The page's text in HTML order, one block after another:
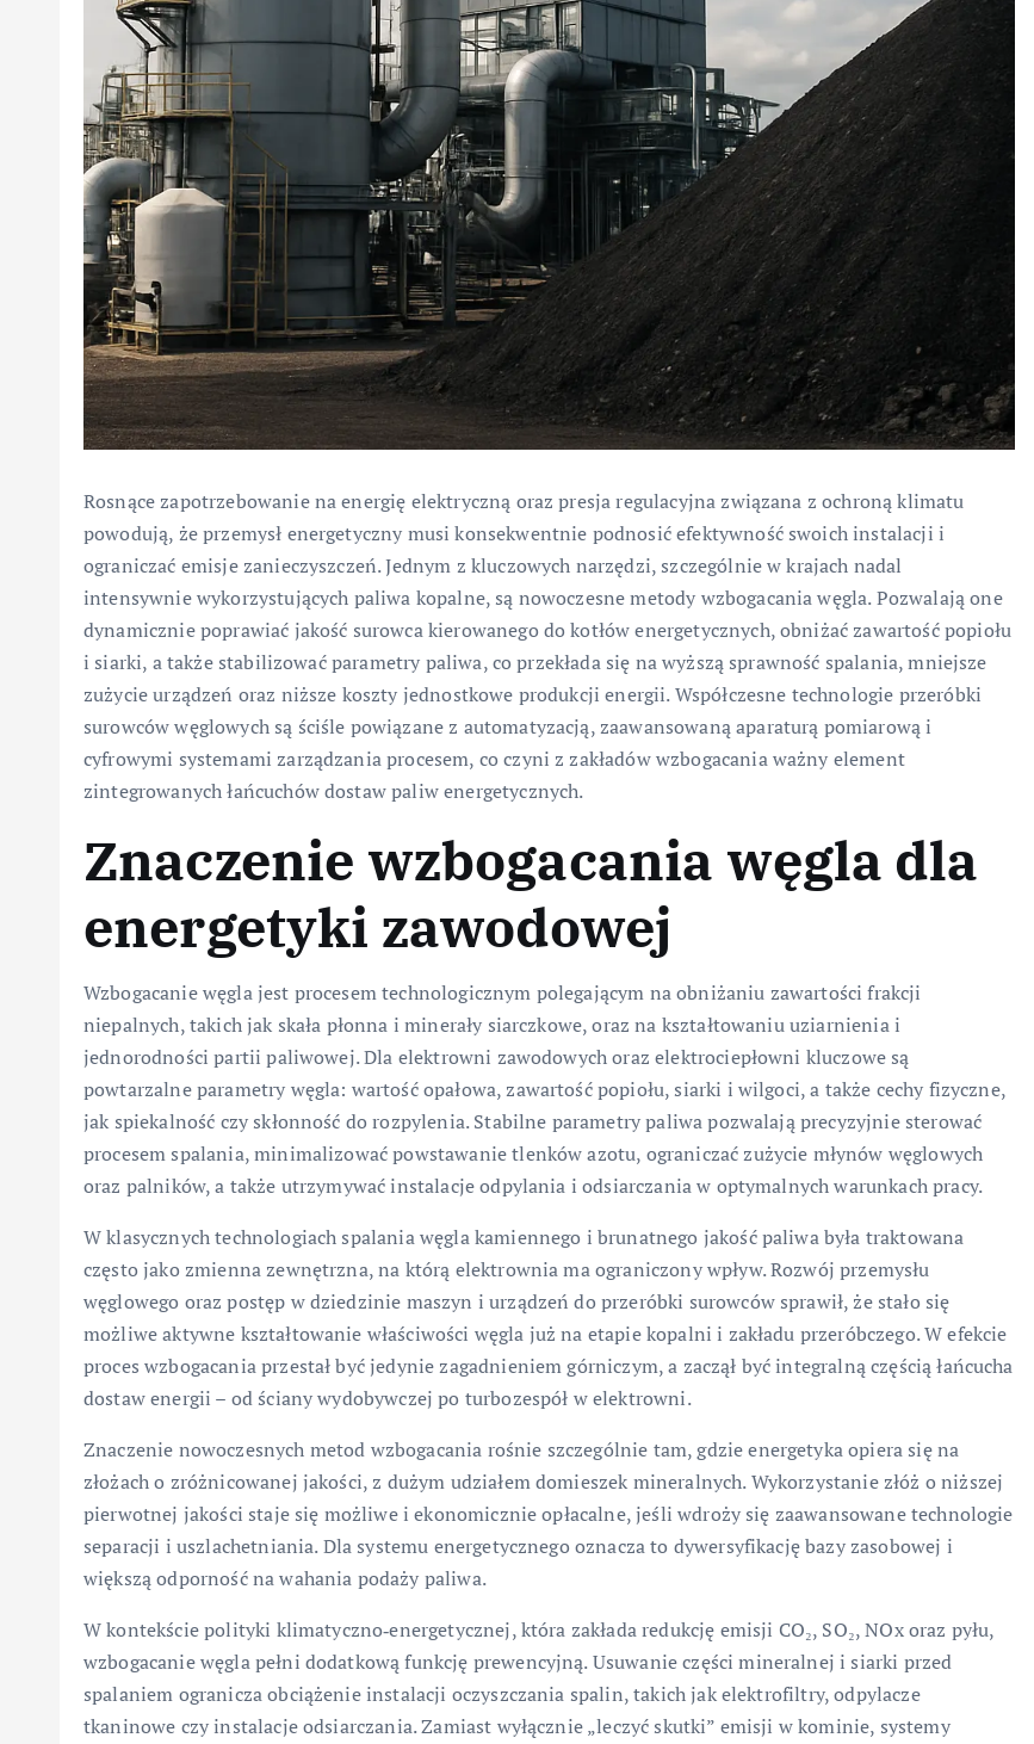
Rosnące zapotrzebowanie na energię elektryczną oraz presja regulacyjna związana z ochroną klimatu
powodują, że przemysł energetyczny musi konsekwentnie podnosić efektywność swoich instalacji i
ograniczać emisje zanieczyszczeń. Jednym z kluczowych narzędzi, szczególnie w krajach nadal
intensywnie wykorzystujących paliwa kopalne, są nowoczesne metody wzbogacania węgla. Pozwalają one
dynamicznie poprawiać jakość surowca kierowanego do kotłów energetycznych, obniżać zawartość popiołu
i siarki, a także stabilizować parametry paliwa, co przekłada się na wyższą sprawność spalania, mniejsze
zużycie urządzeń oraz niższe koszty jednostkowe produkcji energii. Współczesne technologie przeróbki
surowców węglowych są ściśle powiązane z automatyzacją, zaawansowaną aparaturą pomiarową i
cyfrowymi systemami zarządzania procesem, co czyni z zakładów wzbogacania ważny element
zintegrowanych łańcuchów dostaw paliw energetycznych.
Znaczenie wzbogacania węgla dla
energetyki zawodowej
Wzbogacanie węgla jest procesem technologicznym polegającym na obniżaniu zawartości frakcji
niepalnych, takich jak skała płonna i minerały siarczkowe, oraz na kształtowaniu uziarnienia i
jednorodności partii paliwowej. Dla elektrowni zawodowych oraz elektrociepłowni kluczowe są
powtarzalne parametry węgla: wartość opałowa, zawartość popiołu, siarki i wilgoci, a także cechy fizyczne,
jak spiekalność czy skłonność do rozpylenia. Stabilne parametry paliwa pozwalają precyzyjnie sterować
procesem spalania, minimalizować powstawanie tlenków azotu, ograniczać zużycie młynów węglowych
oraz palników, a także utrzymywać instalacje odpylania i odsiarczania w optymalnych warunkach pracy.
W klasycznych technologiach spalania węgla kamiennego i brunatnego jakość paliwa była traktowana
często jako zmienna zewnętrzna, na którą elektrownia ma ograniczony wpływ. Rozwój przemysłu
węglowego oraz postęp w dziedzinie maszyn i urządzeń do przeróbki surowców sprawił, że stało się
możliwe aktywne kształtowanie właściwości węgla już na etapie kopalni i zakładu przeróbczego. W efekcie
proces wzbogacania przestał być jedynie zagadnieniem górniczym, a zaczął być integralną częścią łańcucha
dostaw energii – od ściany wydobywczej po turbozespół w elektrowni.
Znaczenie nowoczesnych metod wzbogacania rośnie szczególnie tam, gdzie energetyka opiera się na
złożach o zróżnicowanej jakości, z dużym udziałem domieszek mineralnych. Wykorzystanie złóż o niższej
pierwotnej jakości staje się możliwe i ekonomicznie opłacalne, jeśli wdroży się zaawansowane technologie
separacji i uszlachetniania. Dla systemu energetycznego oznacza to dywersyfikację bazy zasobowej i
większą odporność na wahania podaży paliwa.
W kontekście polityki klimatyczno‑energetycznej, która zakłada redukcję emisji CO₂, SO₂, NOx oraz pyłu,
wzbogacanie węgla pełni dodatkową funkcję prewencyjną. Usuwanie części mineralnej i siarki przed
spalaniem ogranicza obciążenie instalacji oczyszczania spalin, takich jak elektrofiltry, odpylacze
tkaninowe czy instalacje odsiarczania. Zamiast wyłącznie „leczyć skutki” emisji w kominie, systemy